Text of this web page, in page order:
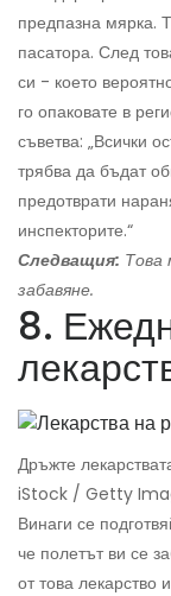
предпазна мярка.
пасатора. След
си - което
го опаковате в
съветва: „Всички
трябва да бъдат
предотврати
инспекторите.“
Следващия: Това
забавяне.
8.
Дръжте
iStock / Getty
Винаги се
че полетът ви се
от това